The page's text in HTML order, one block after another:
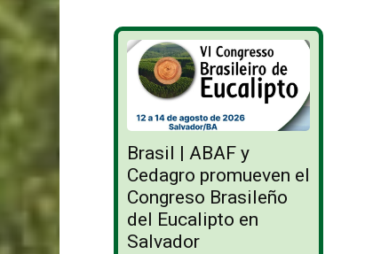
Brasil | ABAF y
Cedagro promueven el
Congreso Brasileño
del Eucalipto en
Salvador